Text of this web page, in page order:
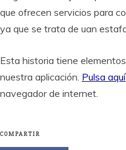
que ofrecen servicios para
ya que se trata de uan
Esta historia tiene
nuestra aplicación. Pulsa aquí
navegador de internet.
COMPARTIR